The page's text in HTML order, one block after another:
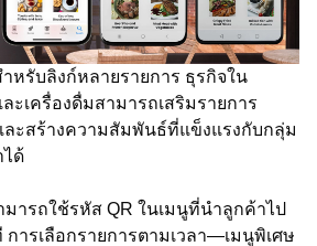
หรับลิงก์หลายรายการ ธุรกิจใน
ะเครื่องดื่มสามารถเสริมรายการ
ะสร้างความสัมพันธ์ที่แข็งแรงกับกลุ่ม
ได้
มารถใช้รหัส QR ในเมนูที่นำลูกค้าไป
การเลือกรายการตามเวลา—เมนูพิเศษ